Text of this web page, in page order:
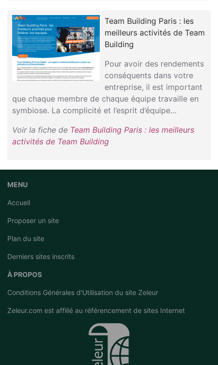
Team Building Paris : les
meilleurs activités de Team
Building
Pour avoir des rendements
conséquents dans votre
entreprise, il est important
que chaque membre de chaque équipe travaille en
symbiose. La complicité et l’esprit d’équipe…
Voir la fiche de Team Building Paris : les meilleurs
activités de Team Building
MENU
Accueil
Proposer un site
Plan du site
Derniers sites inscrits
À PROPOS
Conditions Générales d'Utilisation du site Zeleur
Zeleur.com est affilié au référencement de sites Internet